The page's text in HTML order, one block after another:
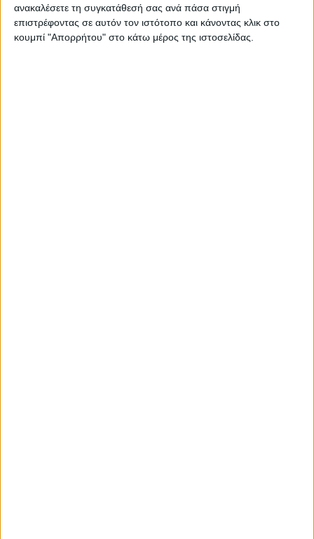
ανακαλέσετε τη συγκατάθεσή σας ανά πάσα στιγμή
επιστρέφοντας σε αυτόν τον ιστότοπο και κάνοντας κλικ στο
κουμπί "Απορρήτου" στο κάτω μέρος της ιστοσελίδας.
η Επιτροπή, και εξασφάλισε κοινοβουλευτική υποστήριξη
για να αυστηροποιήσει τη χρήση επτά όρων -
συμπεριλαμβανομένων των burger, λουκάνικου,